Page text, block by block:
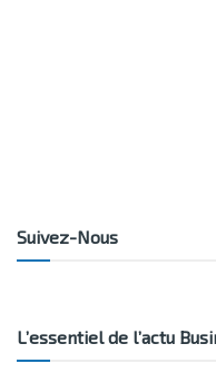
Suivez-Nous
L’essentiel de l’actu